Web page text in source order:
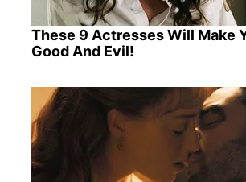
These 9 Actresses Will Make
Good And Evil!